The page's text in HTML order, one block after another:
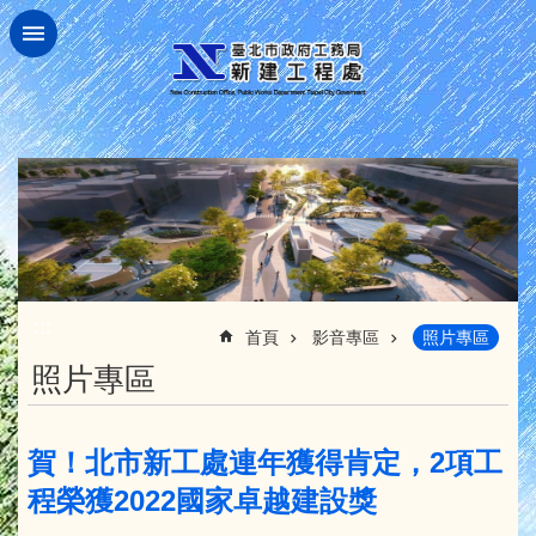
跳到主要內容區塊
首頁 影音專區 照片專區
照片專區
賀！北市新工處連年獲得肯定，2項工
程榮獲2022國家卓越建設獎